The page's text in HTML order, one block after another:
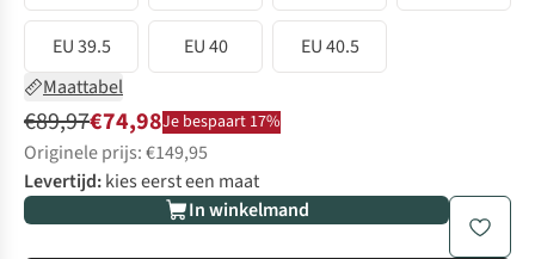
EU 39.5 EU 40
EU 40.5
Maattabel
€89,97€74,98Je bespaart 17%
Originele prijs: €149,95
Levertijd:kies eerst een maat
In winkelmand